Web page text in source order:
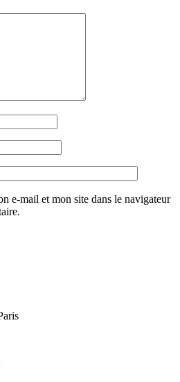
e-mail et mon site dans le navigateur